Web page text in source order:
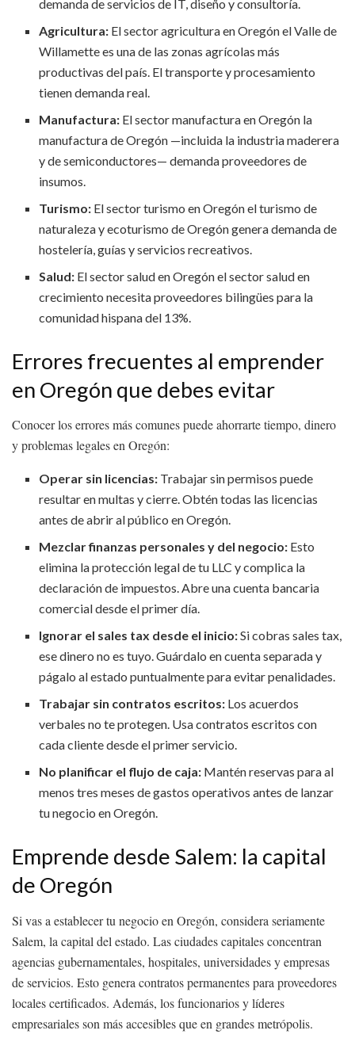
demanda de servicios de IT, diseño y consultoría.
Agricultura: El sector agricultura en Oregón el Valle de
Willamette es una de las zonas agrícolas más
productivas del país. El transporte y procesamiento
tienen demanda real.
Manufactura: El sector manufactura en Oregón la
manufactura de Oregón —incluida la industria maderera
y de semiconductores— demanda proveedores de
insumos.
Turismo: El sector turismo en Oregón el turismo de
naturaleza y ecoturismo de Oregón genera demanda de
hostelería, guías y servicios recreativos.
Salud: El sector salud en Oregón el sector salud en
crecimiento necesita proveedores bilingües para la
comunidad hispana del 13%.
Errores frecuentes al emprender
en Oregón que debes evitar
Conocer los errores más comunes puede ahorrarte tiempo, dinero
y problemas legales en Oregón:
Operar sin licencias: Trabajar sin permisos puede
resultar en multas y cierre. Obtén todas las licencias
antes de abrir al público en Oregón.
Mezclar finanzas personales y del negocio: Esto
elimina la protección legal de tu LLC y complica la
declaración de impuestos. Abre una cuenta bancaria
comercial desde el primer día.
Ignorar el sales tax desde el inicio:Si cobras sales tax,
ese dinero no es tuyo. Guárdalo en cuenta separada y
págalo al estado puntualmente para evitar penalidades.
Trabajar sin contratos escritos: Los acuerdos
verbales no te protegen. Usa contratos escritos con
cada cliente desde el primer servicio.
No planificar el flujo de caja: Mantén reservas para al
menos tres meses de gastos operativos antes de lanzar
tu negocio en Oregón.
Emprende desde Salem: la capital
de Oregón
Si vas a establecer tu negocio en Oregón, considera seriamente
Salem, la capital del estado. Las ciudades capitales concentran
agencias gubernamentales, hospitales, universidades y empresas
de servicios. Esto genera contratos permanentes para proveedores
locales certificados. Además, los funcionarios y líderes
empresariales son más accesibles que en grandes metrópolis.